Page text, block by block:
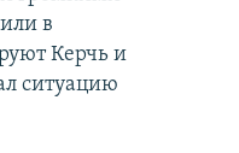
в
Керчь и
ситуацию